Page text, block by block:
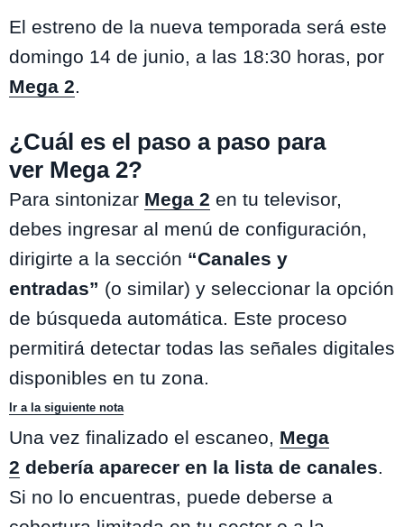
El estreno de la nueva temporada será este
domingo 14 de junio, a las 18:30 horas, por
Mega 2.
¿Cuál es el paso a paso para
ver Mega 2?
Para sintonizar Mega 2 en tu televisor,
debes ingresar al menú de configuración,
dirigirte a la sección “Canales y
entradas” (o similar) y seleccionar la opción
de búsqueda automática. Este proceso
permitirá detectar todas las señales digitales
disponibles en tu zona.
Ir a la siguiente nota
Una vez finalizado el escaneo, Mega
2 debería aparecer en la lista de canales.
Si no lo encuentras, puede deberse a